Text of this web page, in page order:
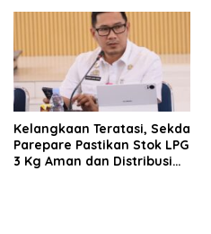
Kelangkaan Teratasi, Sekda
Parepare Pastikan Stok LPG
3 Kg Aman dan Distribusi